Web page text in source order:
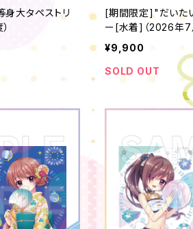
大タペストリ
[期間限定]"だいた
ー[水着]（2026年7
¥9,900
SOLD OUT